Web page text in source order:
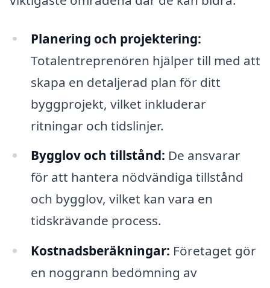
Planering och projektering:
Totalentreprenören hjälper till med att
skapa en detaljerad plan för ditt
byggprojekt, vilket inkluderar
ritningar och tidslinjer.
Bygglov och tillstånd: De ansvarar
för att hantera nödvändiga tillstånd
och bygglov, vilket kan vara en
tidskrävande process.
Kostnadsberäkningar: Företaget gör
en noggrann bedömning av